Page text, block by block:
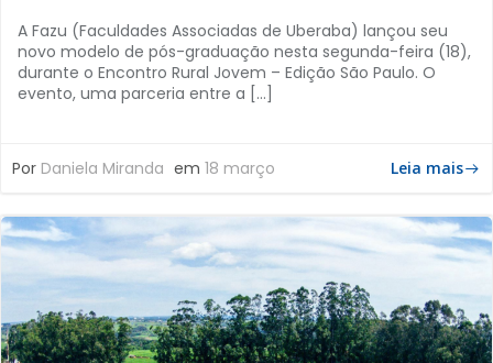
A Fazu (Faculdades Associadas de Uberaba) lançou seu
novo modelo de pós-graduação nesta segunda-feira (18),
durante o Encontro Rural Jovem – Edição São Paulo. O
evento, uma parceria entre a […]
Por Daniela Miranda em 18 março Leia mais